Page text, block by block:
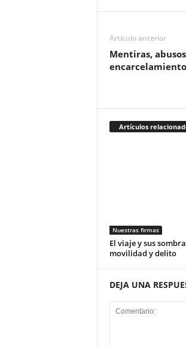
Artículo anterior
Mentiras,
Artículos
Nuestras firmas
El viaje y sus
movilidad y delito
DEJA UNA